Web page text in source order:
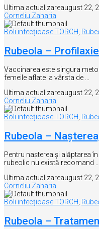
Ultima actualizareaugust 22,
Corneliu Zaharia
Boli infecțioase TORCH,
Rubeola –
Vaccinarea este singura
femeile aflate la vârsta de …
Ultima actualizareaugust 22,
Corneliu Zaharia
Boli infecțioase TORCH,
Rubeola –
Pentru nașterea și alăptarea
rubeolic nu există recomand …
Ultima actualizareaugust 22,
Corneliu Zaharia
Boli infecțioase TORCH
Rubeola –